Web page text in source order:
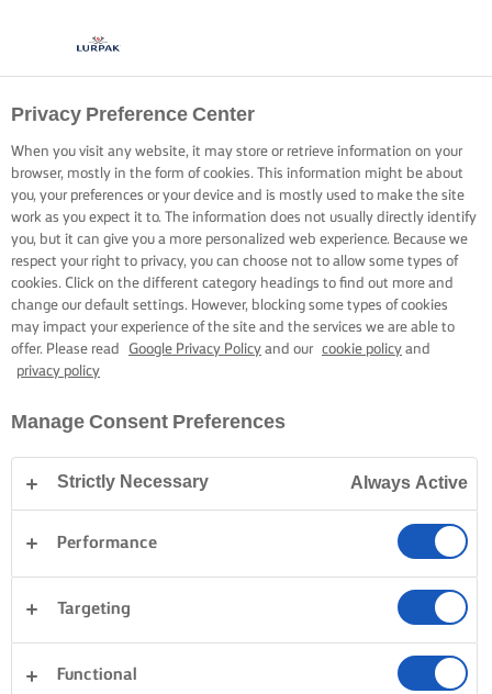
Privacy Preference Center
When you visit any website, it may store or retrieve information on your
browser, mostly in the form of cookies. This information might be about
you, your preferences or your device and is mostly used to make the site
work as you expect it to. The information does not usually directly identify
you, but it can give you a more personalized web experience. Because we
respect your right to privacy, you can choose not to allow some types of
cookies. Click on the different category headings to find out more and
change our default settings. However, blocking some types of cookies
may impact your experience of the site and the services we are able to
offer. Please read
Google Privacy Policy and our cookie policy and
privacy policy
Manage Consent Preferences
Strictly Necessary Always Active
Performance
Targeting
Functional